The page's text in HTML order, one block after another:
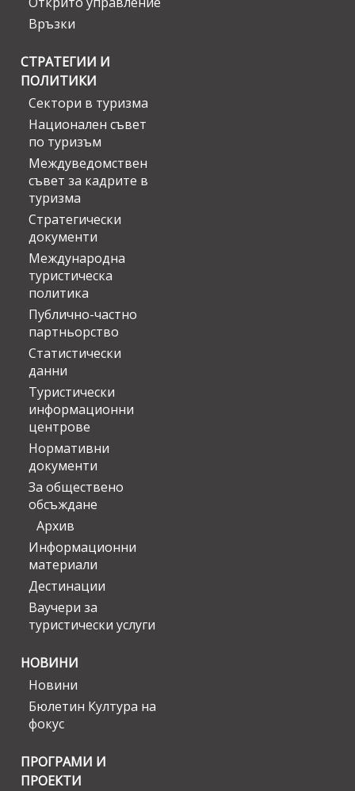
Връзки
СТРАТЕГИИ И
ПОЛИТИКИ
Сектори в туризма
Национален съвет
по туризъм
Междуведомствен
съвет за кадрите в
туризма
Стратегически
документи
Международна
туристическа
политика
Публично-частно
партньорство
Статистически
данни
Туристически
информационни
центрове
Нормативни
документи
За обществено
обсъждане
Архив
Информационни
материали
Дестинации
Ваучери за
туристически услуги
НОВИНИ
Новини
Бюлетин Култура на
фокус
ПРОГРАМИ И
ПРОЕКТИ